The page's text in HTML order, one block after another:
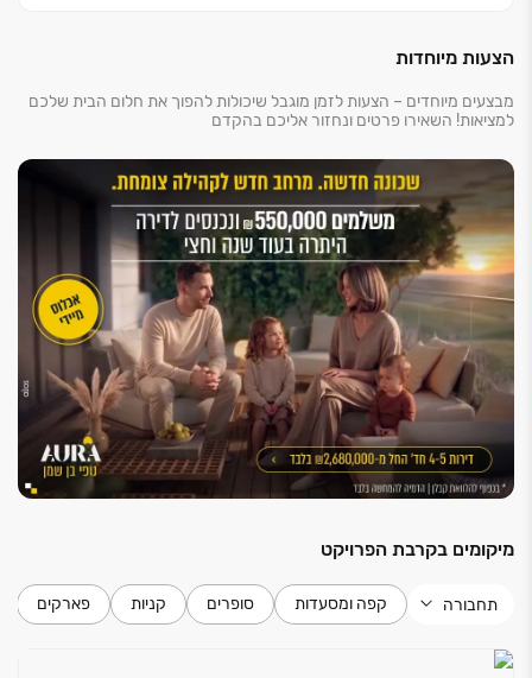
הצעות מיוחדות
מבצעים מיוחדים – הצעות לזמן מוגבל שיכולות להפוך את חלום הבית שלכם
למציאות! השאירו פרטים ונחזור אליכם בהקדם
מיקומים בקרבת הפרויקט
תחבורה קפה ומסעדות סופרים קניות פארקים